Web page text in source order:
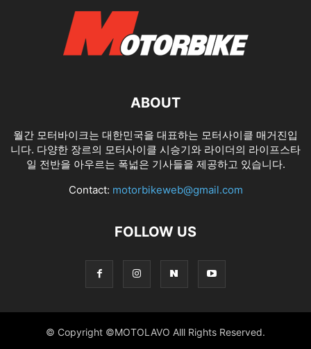
ABOUT
월간 모터바이크는 대한민국을 대표하는 모터사이클 매거진입
니다. 다양한 장르의 모터사이클 시승기와 라이더의 라이프스타
일 전반을 아우르는 폭넓은 기사들을 제공하고 있습니다.
Contact: motorbikeweb@gmail.com
FOLLOW US
© Copyright ©MOTOLAVO Alll Rights Reserved.